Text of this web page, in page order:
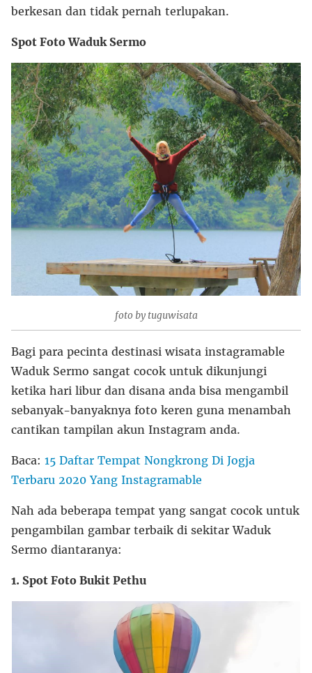
berkesan dan tidak pernah terlupakan.
Spot Foto Waduk Sermo
foto by tuguwisata
Bagi para pecinta destinasi wisata instagramable
Waduk Sermo sangat cocok untuk dikunjungi
ketika hari libur dan disana anda bisa mengambil
sebanyak-banyaknya foto keren guna menambah
cantikan tampilan akun Instagram anda.
Baca: 15 Daftar Tempat Nongkrong Di Jogja
Terbaru 2020 Yang Instagramable
Nah ada beberapa tempat yang sangat cocok untuk
pengambilan gambar terbaik di sekitar Waduk
Sermo diantaranya:
1. Spot Foto Bukit Pethu